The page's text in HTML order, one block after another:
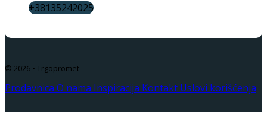
+38135242025
© 2026 • Trgopromet
Prodavnica O nama Inspiracija Kontakt Uslovi korišćenja